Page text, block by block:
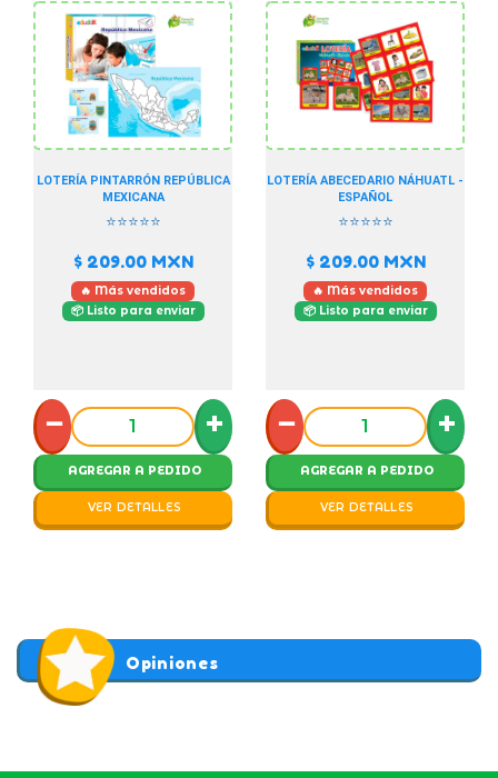
LOTERÍA PINTARRÓN REPÚBLICA
MEXICANA
⭐⭐⭐⭐⭐
$ 209.00MXN
🔥 Más vendidos
📦 Listo para enviar
− +
AGREGAR A PEDIDO
VER DETALLES
LOTERÍA ABECEDARIO NÁHUATL -
ESPAÑOL
⭐⭐⭐⭐⭐
$ 209.00MXN
🔥 Más vendidos
📦 Listo para enviar
− +
AGREGAR A PEDIDO
VER DETALLES
Opiniones